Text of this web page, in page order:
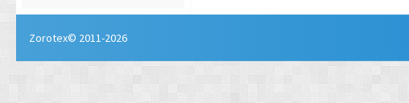
Zorotex© 2011-2026